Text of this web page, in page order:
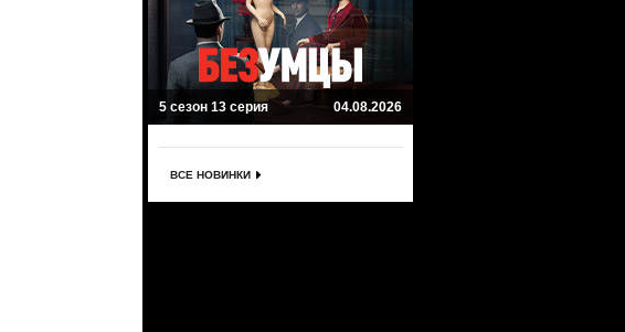
5 сезон 13 серия 04.08.2026
ВСЕ НОВИНКИ